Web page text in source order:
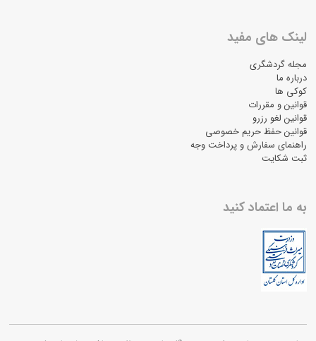
لینک های مفید
مجله گردشگری
درباره ما
کوکی ها
قوانین و مقررات
قوانین لغو رزرو
قوانین حفظ حریم خصوصی
راهنمای سفارش و پرداخت وجه
ثبت شکایت
به ما اعتماد کنید